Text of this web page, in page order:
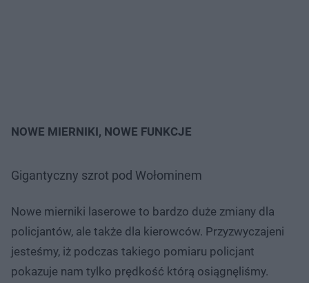
NOWE MIERNIKI, NOWE FUNKCJE
Gigantyczny szrot pod Wołominem
Nowe mierniki laserowe to bardzo duże zmiany dla
policjantów, ale także dla kierowców. Przyzwyczajeni
jesteśmy, iż podczas takiego pomiaru policjant
pokazuje nam tylko prędkość którą osiągnęliśmy.